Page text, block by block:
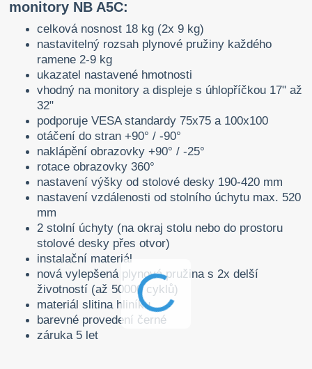
monitory NB A5C:
celková nosnost 18 kg (2x 9 kg)
nastavitelný rozsah plynové pružiny každého
ramene 2-9 kg
ukazatel nastavené hmotnosti
vhodný na monitory a displeje s úhlopříčkou 17" až
32"
podporuje VESA standardy 75x75 a 100x100
otáčení do stran +90° / -90°
naklápění obrazovky +90° / -25°
rotace obrazovky 360°
nastavení výšky od stolové desky 190-420 mm
nastavení vzdálenosti od stolního úchytu max. 520
mm
2 stolní úchyty (na okraj stolu nebo do prostoru
stolové desky přes otvor)
instalační materiál
nová vylepšená plynová pružina s 2x delší
životností (až 50000 cyklů)
materiál slitina hliníku
barevné provedení černé
záruka 5 let